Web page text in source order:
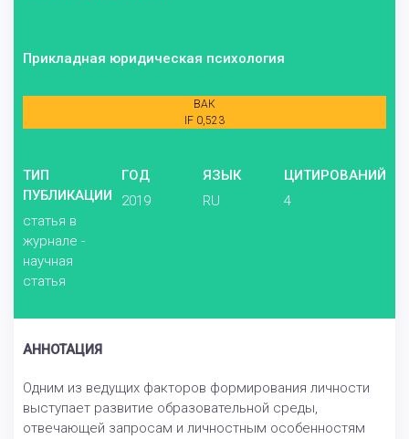
Прикладная юридическая психология
ВАК
IF 0,523
ТИП
ПУБЛИКАЦИИ
статья в
журнале -
научная
статья
ГОД
2019
ЯЗЫК
RU
ЦИТИРОВАНИЙ
4
АННОТАЦИЯ
Одним из ведущих факторов формирования личности
выступает развитие образовательной среды,
отвечающей запросам и личностным особенностям